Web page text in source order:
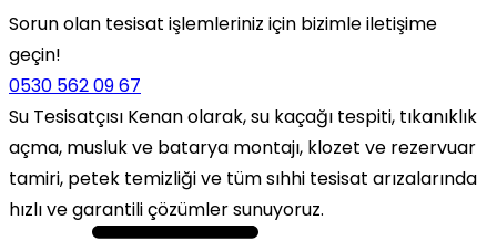
Sorun olan tesisat işlemleriniz için bizimle iletişime
geçin!
0530 562 09 67
Su Tesisatçısı Kenan olarak, su kaçağı tespiti, tıkanıklık
açma, musluk ve batarya montajı, klozet ve rezervuar
tamiri, petek temizliği ve tüm sıhhi tesisat arızalarında
hızlı ve garantili çözümler sunuyoruz.